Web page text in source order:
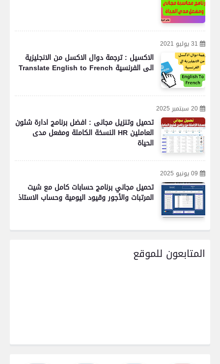
31 يوليو 2021
الاكسيل : ترجمة دوال الاكسل من الانجليزية
الى الفرنسية Translate English to French
20 سبتمبر 2025
تحميل وتنزيل مجانى : افضل برنامج ادارة شئون
العاملين HR النسخة الكاملة ومفعل مدى
الحياة
09 يونيو 2025
تحميل مجاني برنامج حسابات كامل مع شيت
المرتبات والأجور وقيود اليومية وحساب الاستاذ
المتابعون للموقع